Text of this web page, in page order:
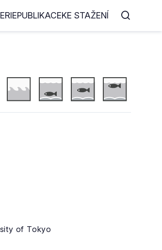
PUBLIKACEKE STAŽENÍ
of Tokyo